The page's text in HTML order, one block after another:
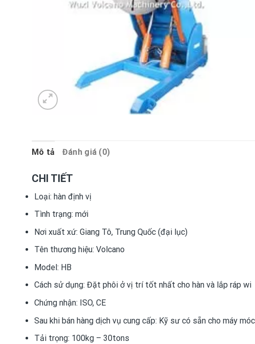
Mô tả Đánh giá (0)
CHI TIẾT
Loại: hàn định vị
Tình trạng: mới
Nơi xuất xứ: Giang Tô, Trung Quốc (đại lục)
Tên thương hiệu: Volcano
Model: HB
Cách sử dụng: Đặt phôi ở vị trí tốt nhất cho hàn và lắp ráp wi
Chứng nhận: ISO, CE
Sau khi bán hàng dịch vụ cung cấp: Kỹ sư có sẵn cho máy
Tải trọng: 100kg – 30tons